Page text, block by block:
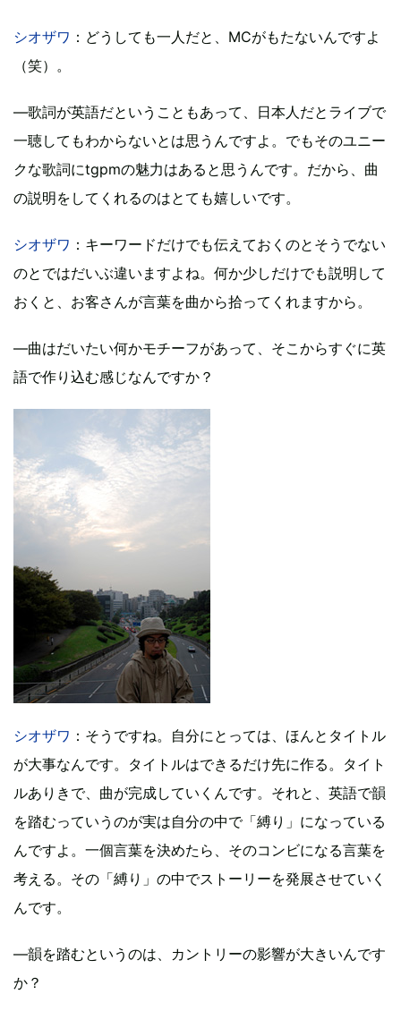
シオザワ ：どうしても一人だと、MCがもたないんですよ
（笑）。
―歌詞が英語だということもあって、日本人だとライブで
一聴してもわからないとは思うんですよ。でもそのユニー
クな歌詞にtgpmの魅力はあると思うんです。だから、曲
の説明をしてくれるのはとても嬉しいです。
シオザワ ：キーワードだけでも伝えておくのとそうでない
のとではだいぶ違いますよね。何か少しだけでも説明して
おくと、お客さんが言葉を曲から拾ってくれますから。
―曲はだいたい何かモチーフがあって、そこからすぐに英
語で作り込む感じなんですか？
シオザワ ：そうですね。自分にとっては、ほんとタイトル
が大事なんです。タイトルはできるだけ先に作る。タイト
ルありきで、曲が完成していくんです。それと、英語で韻
を踏むっていうのが実は自分の中で「縛り」になっている
んですよ。一個言葉を決めたら、そのコンビになる言葉を
考える。その「縛り」の中でストーリーを発展させていく
んです。
―韻を踏むというのは、カントリーの影響が大きいんです
か？